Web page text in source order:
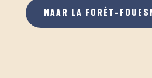
NAAR LA FORÊT-